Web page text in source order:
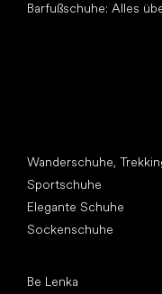
Barfußschuhe: Alles
Wanderschuhe,
Sportschuhe
Elegante Schuhe
Sockenschuhe
Be Lenka